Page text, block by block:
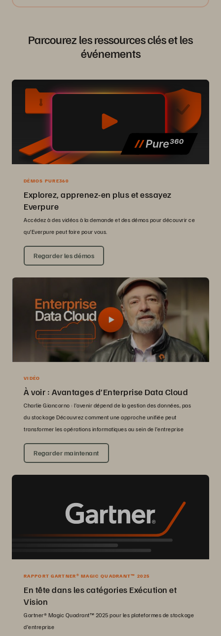
Parcourez les ressources clés et les
événements
DÉMOS PURE360
Explorez, apprenez-en plus et essayez
Everpure
Accédez à des vidéos à la demande et des démos pour découvrir ce
qu’Everpure peut faire pour vous.
Regarder les démos
VIDÉO
À voir : Avantages d’Enterprise Data Cloud
Charlie Giancarno : l’avenir dépend de la gestion des données, pas
du stockage Découvrez comment une approche unifiée peut
transformer les opérations informatiques au sein de l’entreprise
Regarder maintenant
RAPPORT GARTNER® MAGIC QUADRANT™ 2025
En tête dans les catégories Exécution et
Vision
Gartner® Magic Quadrant™ 2025 pour les plateformes de stockage
d’entreprise